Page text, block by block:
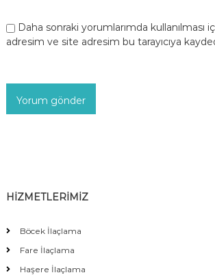
Daha sonraki yorumlarımda kullanılması
adresim ve site adresim bu tarayıcıya
HİZMETLERİMİZ
Böcek İlaçlama
Fare İlaçlama
Haşere İlaçlama